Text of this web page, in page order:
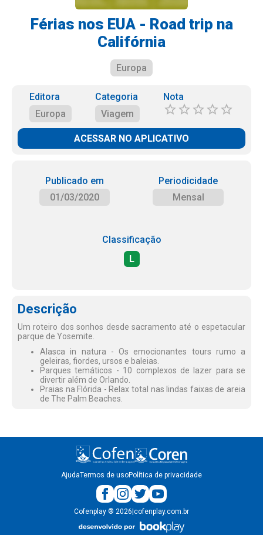
Férias nos EUA - Road trip na
Califórnia
Europa
Editora
Europa
Categoria
Viagem
Nota
ACESSAR NO APLICATIVO
Publicado em
01/03/2020
Periodicidade
Mensal
Classificação
L
Descrição
Um roteiro dos sonhos desde sacramento até o espetacular
parque de Yosemite.
Alasca in natura - Os emocionantes tours rumo a
geleiras, fiordes, ursos e baleias.
Parques temáticos - 10 complexos de lazer para se
divertir além de Orlando.
Praias na Flórida - Relax total nas lindas faixas de areia
de The Palm Beaches.
AjudaTermos de usoPolítica de privacidade
Cofenplay ® 2026 cofenplay.com.br